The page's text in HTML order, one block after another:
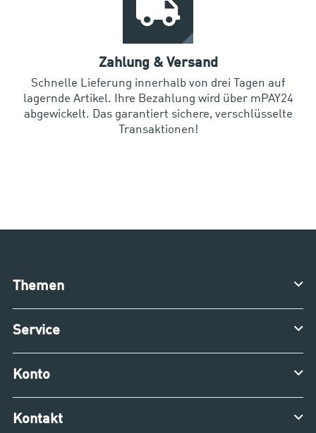
Zahlung & Versand
Schnelle Lieferung innerhalb von drei Tagen auf
lagernde Artikel. Ihre Bezahlung wird über mPAY24
abgewickelt. Das garantiert sichere, verschlüsselte
Transaktionen!
Themen
Service
Konto
Kontakt